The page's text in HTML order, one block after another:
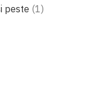
peste 1produs